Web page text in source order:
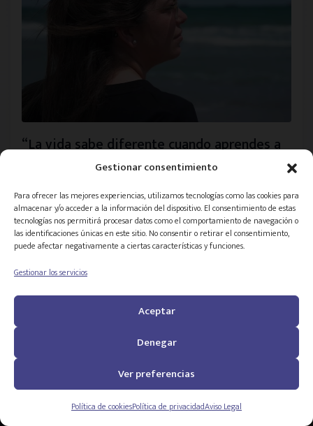
Gestionar consentimiento
Para ofrecer las mejores experiencias, utilizamos tecnologías como las cookies para
almacenar y/o acceder a la información del dispositivo. El consentimiento de estas
tecnologías nos permitirá procesar datos como el comportamiento de navegación o
las identificaciones únicas en este sitio. No consentir o retirar el consentimiento,
puede afectar negativamente a ciertas características y funciones.
Gestionar los servicios
Aceptar
Denegar
Ver preferencias
Política de cookiesPolítica de privacidadAviso Legal
“La vida sabe diferente cuando aprendes a
vivir sin consumo”
ganándole la batalla a esta enfermedad
Publicado el22 de noviembre • 2024
Ver todos los artículos